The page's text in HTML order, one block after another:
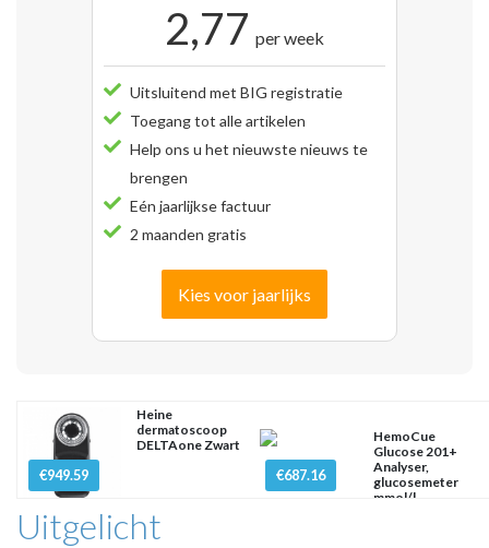
2,77 per week
Uitsluitend met BIG registratie
Toegang tot alle artikelen
Help ons u het nieuwste nieuws te
brengen
Eén jaarlijkse factuur
2 maanden gratis
Kies voor jaarlijks
€949.59
Heine
dermatoscoop
DELTAone Zwart
€687.16
HemoCue
Glucose 201+
Analyser,
glucosemeter
mmol/l
Uitgelicht